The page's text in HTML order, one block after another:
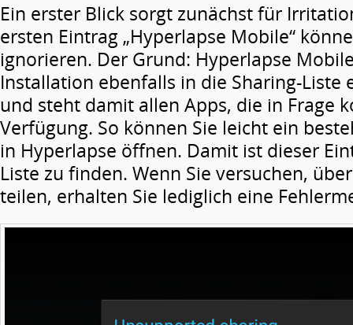
Ein erster Blick sorgt zunächst für
ersten Eintrag „Hyperlapse Mobile“
ignorieren. Der Grund: Hyperlapse
Installation ebenfalls in die Sharing-Liste
und steht damit allen Apps, die in Frage
Verfügung. So können Sie leicht ein
in Hyperlapse öffnen. Damit ist dieser
Liste zu finden. Wenn Sie versuchen,
teilen, erhalten Sie lediglich eine